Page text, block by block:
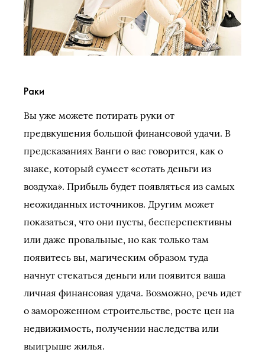
Раки
Вы уже можете потирать руки от
предвкушения большой финансовой удачи. В
предсказаниях Ванги о вас говорится, как о
знаке, который сумеет «сотать деньги из
воздуха». Прибыль будет появляться из самых
неожиданных источников. Другим может
показаться, что они пусты, бесперспективны
или даже провальные, но как только там
появитесь вы, магическим образом туда
начнут стекаться деньги или появится ваша
личная финансовая удача. Возможно, речь идет
о замороженном строительстве, росте цен на
недвижимость, получении наследства или
выигрыше жилья.